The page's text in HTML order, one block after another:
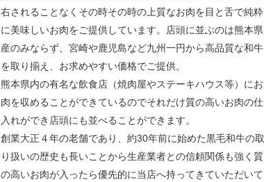
右されることなくその時その時の上質なお肉を目と舌で純粋
に美味しいお肉をご提供しています。店頭に並ぶのは熊本県
産のみならず、宮崎や鹿児島など九州一円から高品質な和牛
を取り揃え、お求めやすい価格でご提供。
熊本県内の有名な飲食店（焼肉屋やステーキハウス等）にお
肉を収めることができているのでそれだけ質の高いお肉の仕
入れができ店頭にも並べることができます。
創業大正４年の老舗であり、約30年前に始めた黒毛和牛の取
り扱いの歴史も長いことから生産業者との信頼関係も強く質
の高いお肉が入ったら優先的に当店へ持ってきていただいて